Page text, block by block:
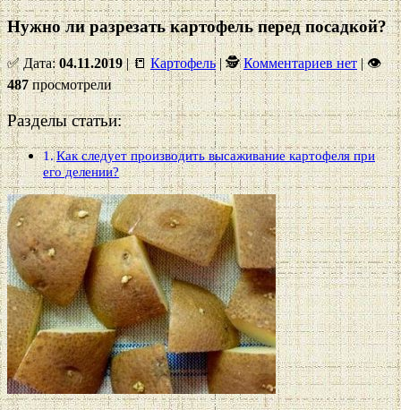
Нужно ли разрезать картофель перед посадкой?
✅ Дата:04.11.2019| 📒Картофель| 🕵Комментариев нет|👁
487просмотрели
Разделы статьи:
Как следует производить высаживание картофеля при
его делении?